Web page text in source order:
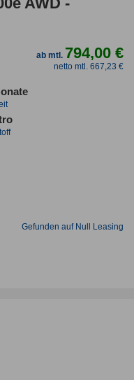
ab mtl. 794,00 €
netto mtl. 667,23 €
Gefunden auf Null Leasing